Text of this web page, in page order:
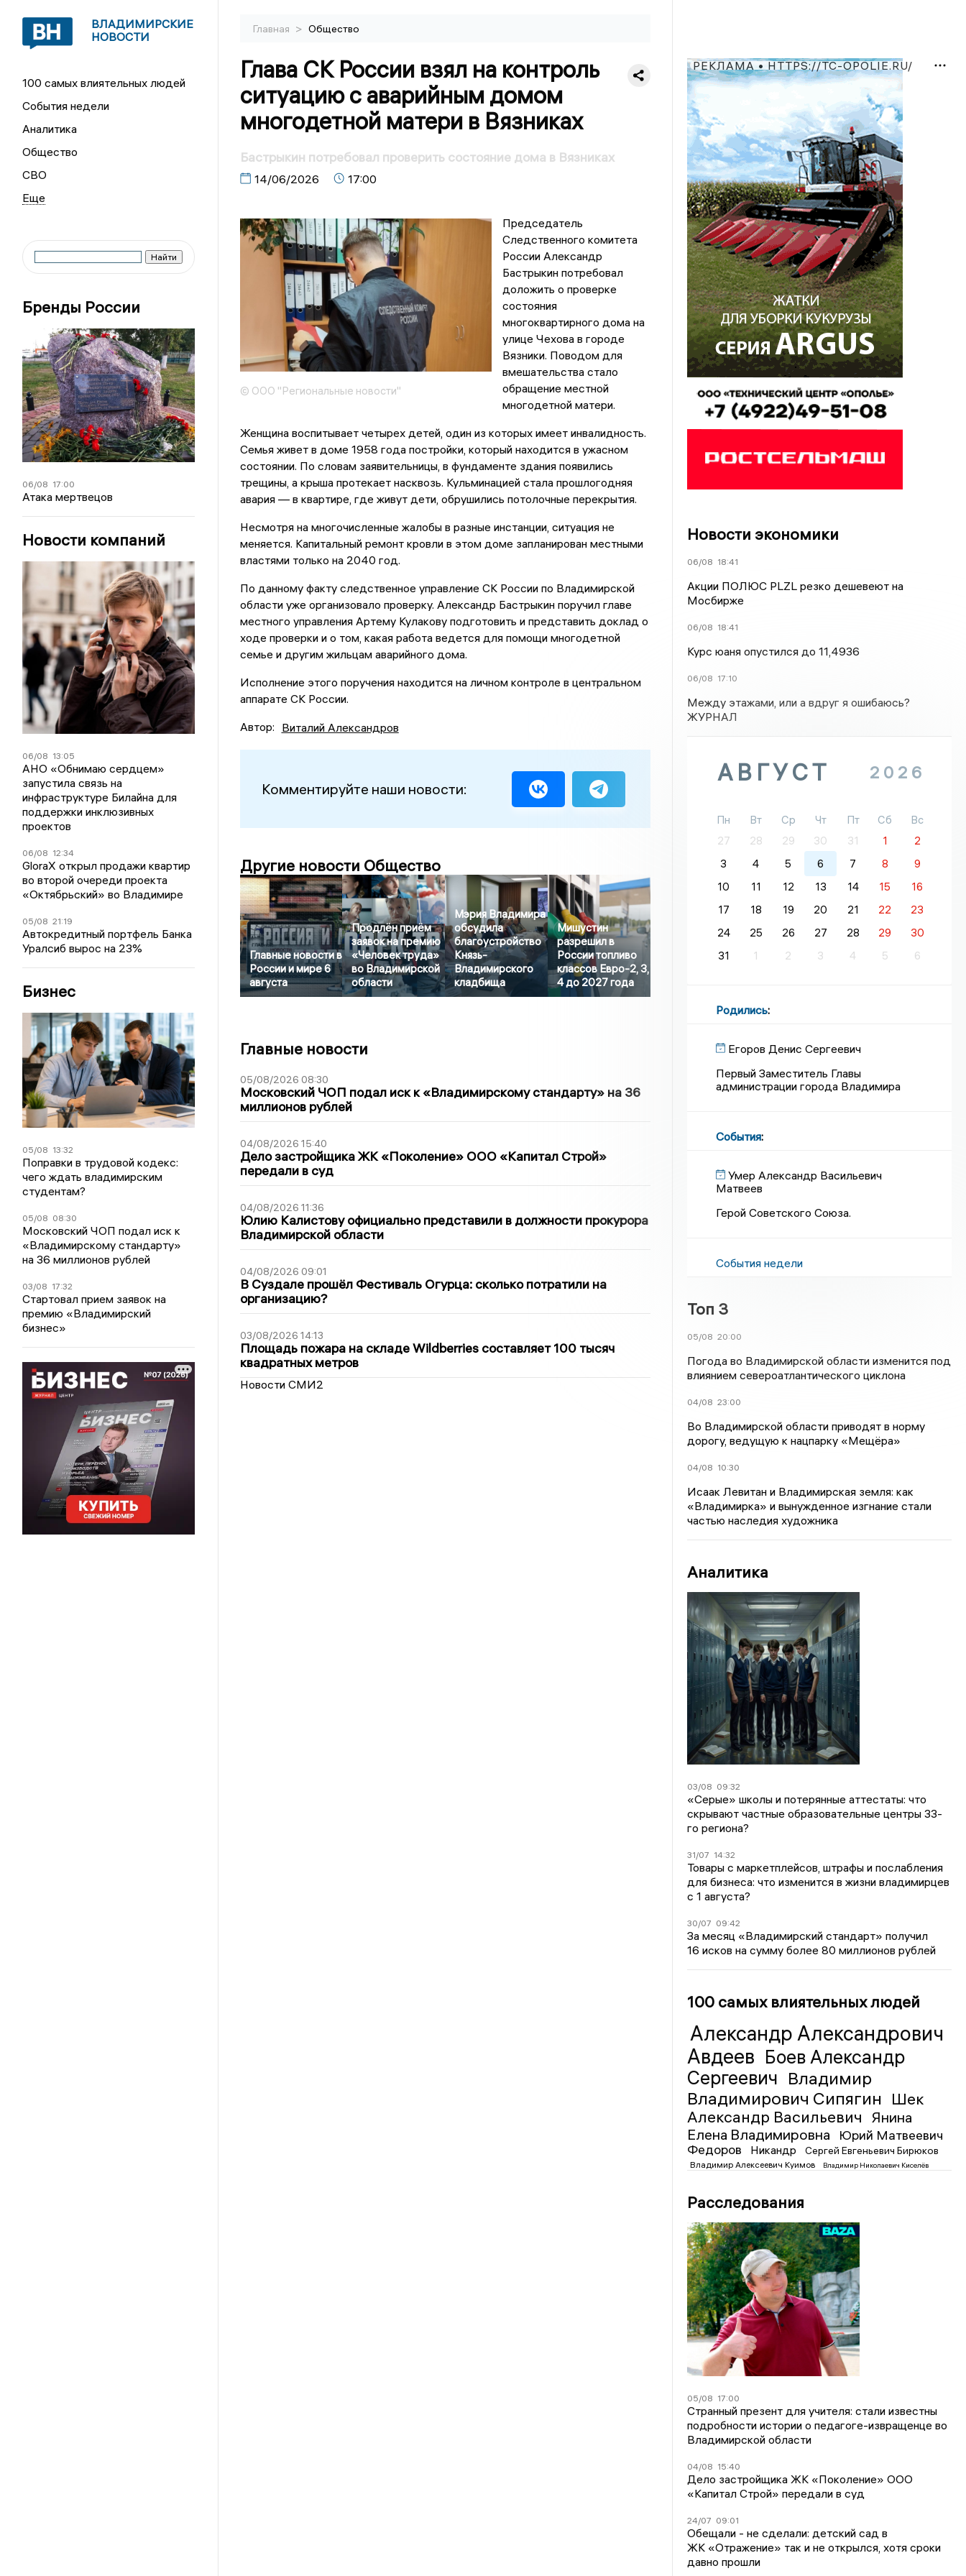
ВЛАДИМИРСКИЕ
НОВОСТИ
100 самых влиятельных людей
События недели
Аналитика
Общество
СВО
Бренды России
06/08 17:00
Атака мертвецов
Новости компаний
06/08 13:05
АНО «Обнимаю сердцем»
запустила связь на
инфраструктуре Билайна для
поддержки инклюзивных
проектов
06/08 12:34
GloraX открыл продажи квартир
во второй очереди проекта
«Октябрьский» во Владимире
05/08 21:19
Автокредитный портфель Банка
Уралсиб вырос на 23%
Бизнес
05/08 13:32
Поправки в трудовой кодекс:
чего ждать владимирским
студентам?
05/08 08:30
Московский ЧОП подал иск к
«Владимирскому стандарту»
на 36 миллионов рублей
03/08 17:32
Стартовал прием заявок на
премию «Владимирский
бизнес»
Главная > Общество
Глава СК России взял на контроль
ситуацию с аварийным домом
многодетной матери в Вязниках
Бастрыкин потребовал проверить состояние дома в Вязниках
14/06/2026 17:00
© ООО "Региональные новости"
Председатель
Следственного комитета
России Александр
Бастрыкин потребовал
доложить о проверке
состояния
многоквартирного дома на
улице Чехова в городе
Вязники. Поводом для
вмешательства стало
обращение местной
многодетной матери.
Женщина воспитывает четырех детей, один из которых имеет инвалидность.
Семья живет в доме 1958 года постройки, который находится в ужасном
состоянии. По словам заявительницы, в фундаменте здания появились
трещины, а крыша протекает насквозь. Кульминацией стала прошлогодняя
авария — в квартире, где живут дети, обрушились потолочные перекрытия.
Несмотря на многочисленные жалобы в разные инстанции, ситуация не
меняется. Капитальный ремонт кровли в этом доме запланирован местными
властями только на 2040 год.
По данному факту следственное управление СК России по Владимирской
области уже организовало проверку. Александр Бастрыкин поручил главе
местного управления Артему Кулакову подготовить и представить доклад о
ходе проверки и о том, какая работа ведется для помощи многодетной
семье и другим жильцам аварийного дома.
Исполнение этого поручения находится на личном контроле в центральном
аппарате СК России.
Автор: Виталий Александров
Комментируйте наши новости:
Другие новости Общество
Главные новости в
России и мире 6
августа
Продлён приём
заявок на премию
«Человек труда»
во Владимирской
области
Мэрия Владимира
обсудила
благоустройство
Князь-
Владимирского
кладбища
Мишустин
разрешил в
России топливо
классов Евро-2, 3,
4 до 2027 года
Главные новости
05/08/2026 08:30
Московский ЧОП подал иск к «Владимирскому стандарту» на 36
миллионов рублей
04/08/2026 15:40
Дело застройщика ЖК «Поколение» ООО «Капитал Строй»
передали в суд
04/08/2026 11:36
Юлию Калистову официально представили в должности прокурора
Владимирской области
04/08/2026 09:01
В Суздале прошёл Фестиваль Огурца: сколько потратили на
организацию?
03/08/2026 14:13
Площадь пожара на складе Wildberries составляет 100 тысяч
квадратных метров
Новости СМИ2
РЕКЛАМА • HTTPS://TC-OPOLIE.RU/
Новости экономики
06/08 18:41
Акции ПОЛЮС PLZL резко дешевеют на
Мосбирже
06/08 18:41
Курс юаня опустился до 11,4936
06/08 17:10
Между этажами, или а вдруг я ошибаюсь?
ЖУРНАЛ
АВГУСТ 2026
Пн Вт Ср Чт Пт Сб
Вс
27
28 29 30 31 1
2
3
4 5 6 7 8
9
10
11 12 13 14 15
16
17
18 19 20 21 22
23
24
25 26 27 28 29
30
31
1 2 3 4 5 6
Родились:
Егоров Денис Сергеевич
Первый Заместитель Главы
администрации города Владимира
События:
Умер Александр Васильевич
Матвеев
Герой Советского Союза.
События недели
Топ 3
05/08 20:00
Погода во Владимирской области изменится под
влиянием североатлантического циклона
04/08 23:00
Во Владимирской области приводят в норму
дорогу, ведущую к нацпарку «Мещёра»
04/08 10:30
Исаак Левитан и Владимирская земля: как
«Владимирка» и вынужденное изгнание стали
частью наследия художника
Аналитика
03/08 09:32
«Серые» школы и потерянные аттестаты: что
скрывают частные образовательные центры 33-
го региона?
31/07 14:32
Товары с маркетплейсов, штрафы и послабления
для бизнеса: что изменится в жизни владимирцев
с 1 августа?
30/07 09:42
За месяц «Владимирский стандарт» получил
16 исков на сумму более 80 миллионов рублей
100 самых влиятельных людей
Александр Александрович
Авдеев Боев Александр
Сергеевич Владимир
Владимирович Сипягин Шек
Александр Васильевич
Янина
Елена Владимировна
Юрий Матвеевич
Федоров
Никандр Сергей Евгеньевич Бирюков
Владимир Алексеевич Куимов Владимир Николаевич Киселёв
Расследования
05/08 17:00
Странный презент для учителя: стали известны
подробности истории о педагоге-извращенце во
Владимирской области
04/08 15:40
Дело застройщика ЖК «Поколение» ООО
«Капитал Строй» передали в суд
24/07 09:01
Обещали - не сделали: детский сад в
ЖК «Отражение» так и не открылся, хотя сроки
давно прошли